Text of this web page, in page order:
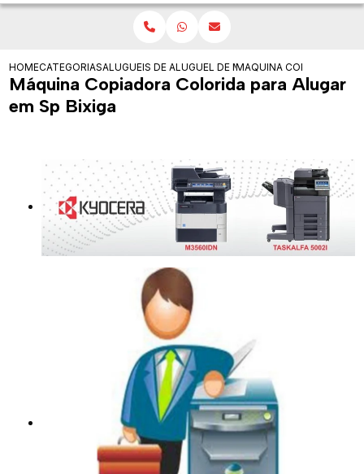
HOMECATEGORIASALUGUEIS DE COPIADORASALUGUEL DE MAQUINA COPIADORA
MAQUINA COPIADORA
Máquina Copiadora Colorida para Alugar
em Sp Bixiga